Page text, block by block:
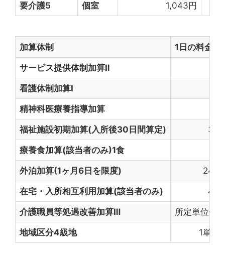
要介護5 個室 1,043円
加算体制 1日の料金
サービス提供体制加算Ⅱ
看護体制加算I
精神科医療養指導加算
福祉施設初期加算(入所後30日間算定) 30
療養食加算(該当者のみ)1食
外泊加算(1ヶ月6日を限度) 246
在宅・入所相互利用加算(該当者のみ) 40
介護職員等処遇改善加算Ⅲ 所定単位数
地域区分4級地 1単位